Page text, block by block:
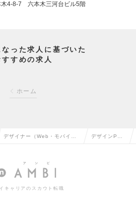
木4-8-7 六本木三河台ビル5階
った求人に基づいた
すすめの求人
ホーム
デザイナー（Web・モバイ デザインPM
キャリアのスカウト転職